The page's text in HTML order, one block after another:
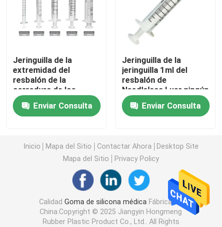
Accesorios de la jeringuilla
Accesorios de la colección de la sangre
Tapón de la goma butílica
Goma butílica halogenada
Tubo médico del silicón
Tubo de drenaje
Jeringuilla de la
extremidad del
resbalón de la
cerradura de los
accesorios 25ml Luer
de la jeringuilla del
resbalón del CE ISO
Enviar Consulta
Jeringuilla de la
jeringuilla 1ml del
resbalón de
Needleless Luer ningún
disponible médico de
la agujaEnviar Consulta
Inicio Mapa del Sitio Contactar Ahora
Desktop Site
Mapa del Sitio
Privacy Policy
CalidadGoma de silicona médica Fábrica De
China.Copyright © 2025 Jiangyin Hongmeng
Rubber Plastic Product Co., Ltd.. All Rights